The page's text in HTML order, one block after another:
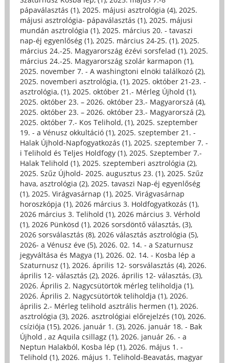
pápaválasztás (1), 2025. májusi asztrológia (4), 2025.
májusi asztrológia- pápaválasztás (1), 2025. májusi
mundán asztrológia (1), 2025. március 20. - tavaszi
nap-éj egyenlőség (1), 2025. március 24-25. (1), 2025.
március 24.-25. Magyarország ézévi sorsfelad (1), 2025.
március 24.-25. Magyarország szolár karmapon (1),
2025. november 7. - A washingtoni elnöki találkozó (2),
2025. novemberi asztrológia, (1), 2025. október 21-23. -
asztrológia, (1), 2025. október 21.- Mérleg Újhold (1),
2025. október 23. – 2026. október 23.- Magyarorszá (4),
2025. október 23. – 2026. október 23.- Magyarorszá (2),
2025. október 7.- Kos Telihold, (1), 2025. szeptember
19. - a Vénusz okkultáció (1), 2025. szeptember 21. -
Halak Újhold-Napfogyatkozás (1), 2025. szeptember 7. -
i Telihold és Teljes Holdfogy (1), 2025. Szeptember 7.-
Halak Telihold (1), 2025. szeptemberi asztrológia (2),
2025. Szűz Újhold- 2025. augusztus 23. (1), 2025. Szűz
hava, asztrológia (2), 2025. tavaszi Nap-éj egyenlőség
(1), 2025. Virágvasárnap (1), 2025. Virágvasárnap
horoszkópja (1), 2026 március 3. Holdfogyatkozás (1),
2026 március 3. Telihold (1), 2026 március 3. Vérhold
(1), 2026 Pünkösd (1), 2026 sorsdöntő választás, (3),
2026 sorsválasztás (8), 2026 választás asztrológia (5),
2026- a Vénusz éve (5), 2026. 02. 14. - a Szaturnusz
jegyváltása és Magya (1), 2026. 02. 14. - Kosba lép a
Szaturnusz (1), 2026. április 12- sorsválasztás (4), 2026.
április 12- választás (2), 2026. április 12- választás, (3),
2026. Április 2. Nagycsütörtök mérleg teliholdja (1),
2026. Április 2. Nagycsütörtök teliholdja (1), 2026.
április 2.- Mérleg telihold asztrális hermen (1), 2026.
asztrológia (3), 2026. asztrológiai előrejelzés (10), 2026.
csíziója (15), 2026. január 1. (3), 2026. január 18. - Bak
Újhold , az Aquila csillagz (1), 2026. január 26. - a
Neptun Halakból, Kosba lép (1), 2026. május 1. -
Telihold (1), 2026. május 1. Telihold-Beavatás, magyar